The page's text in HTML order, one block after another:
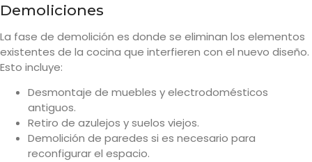
Demoliciones
La fase de demolición es donde se eliminan los elementos
existentes de la cocina que interfieren con el nuevo diseño.
Esto incluye:
Desmontaje de muebles y electrodomésticos
antiguos.
Retiro de azulejos y suelos viejos.
Demolición de paredes si es necesario para
reconfigurar el espacio.